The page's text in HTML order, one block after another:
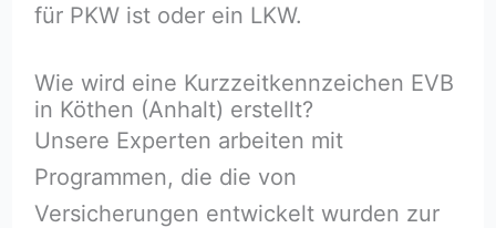
für PKW ist oder ein LKW.
Wie wird eine Kurzzeitkennzeichen EVB
in Köthen (Anhalt) erstellt?
Unsere Experten arbeiten mit
Programmen, die die von
Versicherungen entwickelt wurden zur